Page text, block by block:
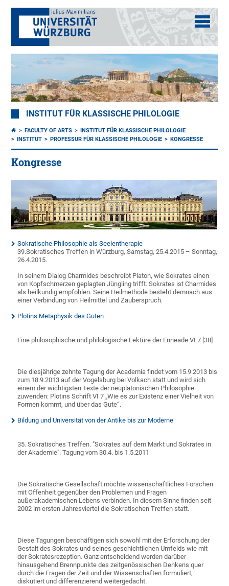
INSTITUT FÜR KLASSISCHE PHILOLOGIE
FACULTY OF ARTS
INSTITUT FÜR KLASSISCHE PHILOLOGIE
INSTITUT
PROFESSUR FÜR KLASSISCHE PHILOLOGIE KONGRESSE
Kongresse
Sokratische Philosophie als Seelentherapie
39.Sokratisches Treffen in Würzburg, Samstag, 25.4.2015 – Sonntag,
26.4.2015.
In seinem Dialog Charmides beschreibt Platon, wie Sokrates einen
von Kopfschmerzen geplagten Jüngling trifft. Sokrates ist Charmides
als heilkundig empfohlen. Seine Heilmethode besteht demnach aus
einer Verbindung von Heilmittel und Zauberspruch.
Plotins Metaphysik des Guten
Eine philosophische und philologische Lektüre der Enneade VI 7 [38]
Die diesjährige zehnte Tagung der Academia findet vom 15.9.2013 bis
zum 18.9.2013 auf der Vogelsburg bei Volkach statt und wird sich
einem der wichtigsten Texte der neuplatonischen Philosophie
zuwenden: Plotins Schrift VI 7 „Wie es zur Existenz einer Vielheit von
Formen kommt, und über das Gute“.
Bildung und Universität von der Antike bis zur Moderne
35. Sokratisches Treffen. "Sokrates auf dem Markt und Sokrates in
der Akademie". Tagung vom 30.4. bis 1.5.2011
Die Sokratische Gesellschaft möchte wissenschaftliches Forschen
mit Offenheit gegenüber den Problemen und Fragen
außerakademischen Lebens verbinden. In diesem Sinne finden seit
2002 im ersten Jahresviertel die Sokratischen Treffen statt.
Diese Tagungen beschäftigen sich sowohl mit der Erforschung der
Gestalt des Sokrates und seines geschichtlichen Umfelds wie mit
der Sokratesrezeption. Ganz entscheidend werden darüber
hinausgehend Brennpunkte des zeitgenössischen Denkens quer
durch die Fragen der Zeit und der Wissenschaften formuliert,
diskutiert und differenzierend weitergedacht.